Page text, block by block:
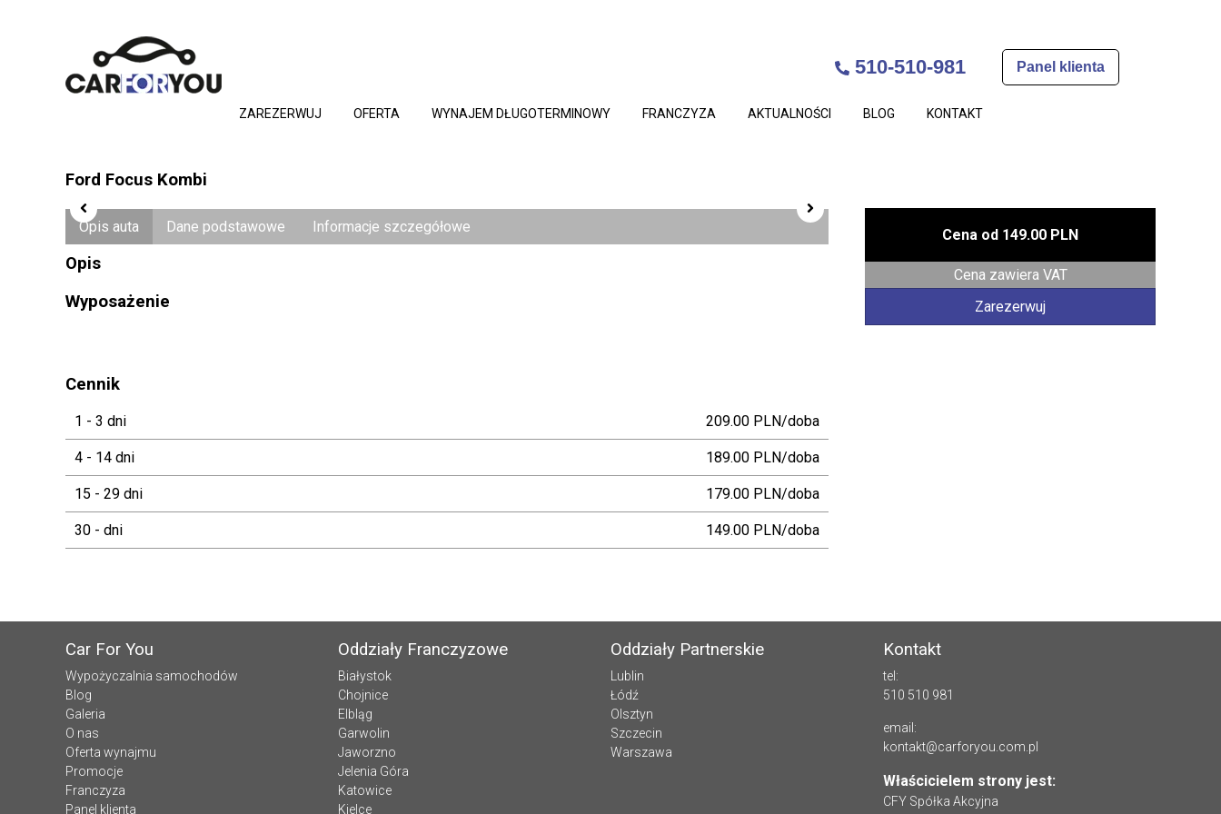
510-510-981 Panel klienta
ZAREZERWUJ OFERTA WYNAJEM DŁUGOTERMINOWY FRANCZYZA AKTUALNOŚCI BLOG KONTAKT
Ford Focus Kombi
Opis auta Dane podstawowe Informacje szczegółowe
Opis
Wyposażenie
Cennik
1 - 3 dni 209.00 PLN/doba
4 - 14 dni 189.00 PLN/doba
15 - 29 dni 179.00 PLN/doba
30 - dni 149.00 PLN/doba
Cena od 149.00 PLN
Cena zawiera VAT
Zarezerwuj
Car For You
Wypożyczalnia samochodów
Blog
Galeria
O nas
Oferta wynajmu
Promocje
Franczyza
Panel klienta
Oddziały Franczyzowe
Białystok
Chojnice
Elbląg
Garwolin
Jaworzno
Jelenia Góra
Katowice
Kielce
Oddziały Partnerskie
Lublin
Łódź
Olsztyn
Szczecin
Warszawa
Kontakt
tel:
510 510 981
email:
kontakt@carforyou.com.pl
Właścicielem strony jest:
CFY Spółka Akcyjna